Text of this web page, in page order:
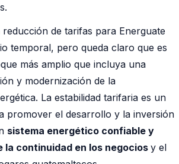
reducción de tarifas para Energuate
temporal, pero queda claro que es
más amplio que incluya una
y modernización de la
La estabilidad tarifaria es un
promover el desarrollo y la inversión
sistema energético confiable y
la continuidad en los negocios y el